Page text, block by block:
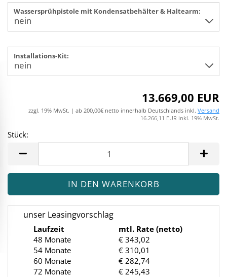
Wassersprühpistole mit Kondensatbehälter & Haltearm:
Installations-Kit:
13.669,00 EUR
zzgl. 19% MwSt. | ab 200,00€ netto innerhalb Deutschlands inkl. Versand
16.266,11 EUR inkl. 19% MwSt.
Stück:
unser Leasingvorschlag
Laufzeit
mtl. Rate (netto)
48 Monate
€ 343,02
54 Monate
€ 310,01
60 Monate
€ 282,74
72 Monate
€ 245,43